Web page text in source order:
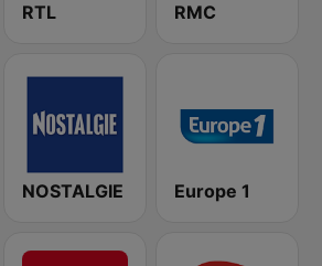
RTL RMC
NOSTALGIE Europe 1